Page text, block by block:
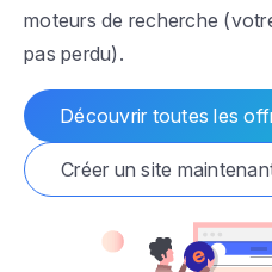
moteurs de recherche
pas perdu).
Découvrir toutes les
Créer un site